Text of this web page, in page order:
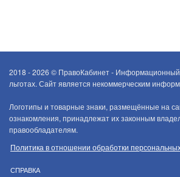
2018 - 2026 © ПравоКабинет - Информационный
льготах. Сайт является некоммерческим
Логотипы и товарные знаки, размещённые на
ознакомления, принадлежат их законным
правообладателям.
Политика в отношении обработки
СПРАВКА